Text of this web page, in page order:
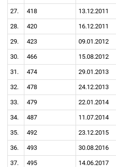
27. 418 13.12.2011
28. 420 16.12.2011
29. 423 09.01.2012
30. 466 15.08.2012
31. 474 29.01.2013
32. 478 24.12.2013
33. 479 22.01.2014
34. 487 11.07.2014
35. 492 23.12.2015
36. 493 30.08.2016
37. 495 14.06.2017